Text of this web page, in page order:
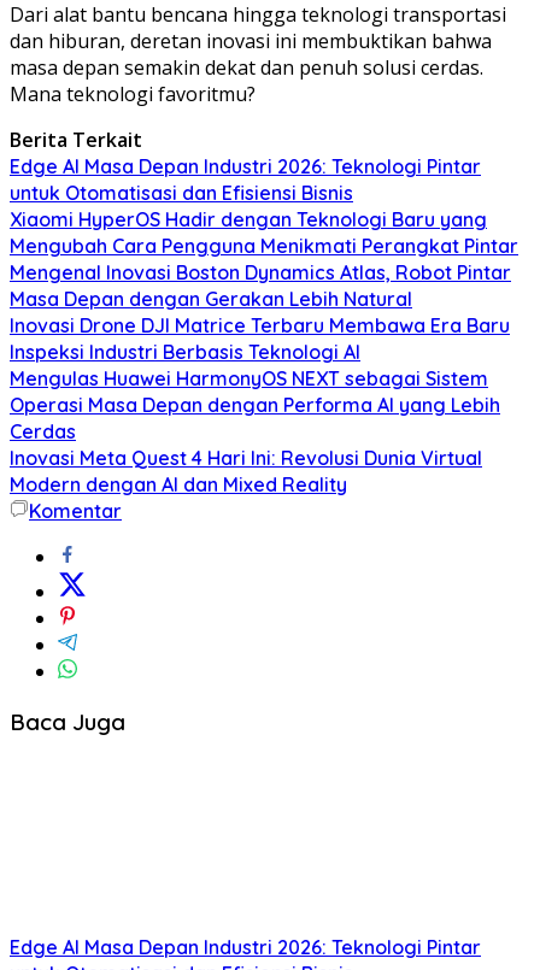
Dari alat bantu bencana hingga teknologi transportasi
dan hiburan, deretan inovasi ini membuktikan bahwa
masa depan semakin dekat dan penuh solusi cerdas.
Mana teknologi favoritmu?
Berita Terkait
Edge AI Masa Depan Industri 2026: Teknologi Pintar
untuk Otomatisasi dan Efisiensi Bisnis
Xiaomi HyperOS Hadir dengan Teknologi Baru yang
Mengubah Cara Pengguna Menikmati Perangkat Pintar
Mengenal Inovasi Boston Dynamics Atlas, Robot Pintar
Masa Depan dengan Gerakan Lebih Natural
Inovasi Drone DJI Matrice Terbaru Membawa Era Baru
Inspeksi Industri Berbasis Teknologi AI
Mengulas Huawei HarmonyOS NEXT sebagai Sistem
Operasi Masa Depan dengan Performa AI yang Lebih
Cerdas
Inovasi Meta Quest 4 Hari Ini: Revolusi Dunia Virtual
Modern dengan AI dan Mixed Reality
Komentar
Baca Juga
Edge AI Masa Depan Industri 2026: Teknologi Pintar